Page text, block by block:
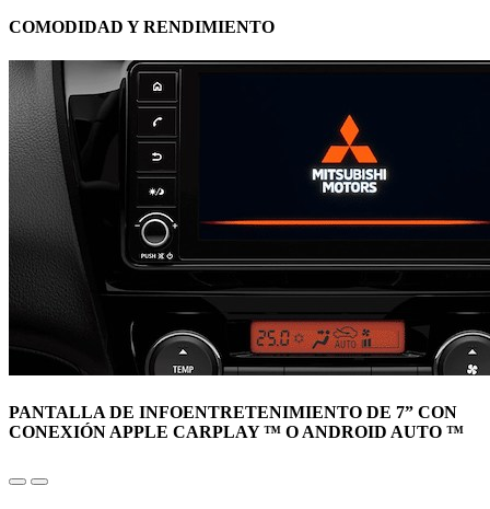
COMODIDAD Y RENDIMIENTO
PANTALLA DE INFOENTRETENIMIENTO DE 7” CON
CONEXIÓN APPLE CARPLAY ™ O ANDROID AUTO ™